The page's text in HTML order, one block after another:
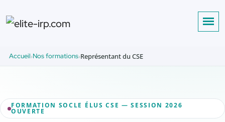
Accueil Nos formations Représentant du CSE
FORMATION SOCLE ÉLUS CSE — SESSION 2026
OUVERTE